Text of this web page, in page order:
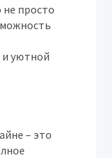
просто
и уютной
– это